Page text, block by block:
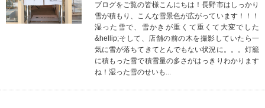
ブログをご覧の皆様こんにちは！長野市はしっかり
雪が積もり、こんな雪景色が広がっています！！！
湿った雪で、雪かきが重くて重くて大変でした
&hellip;そして、店舗の前の木を撮影していたら一
気に雪が落ちてきてとんでもない状況に。。。灯籠
に積もった雪で積雪量の多さがはっきりわかります
ね！湿った雪のせいも...